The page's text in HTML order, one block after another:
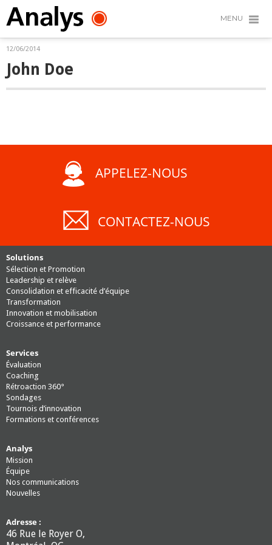
MENU
12/06/2014
John Doe
APPELEZ-NOUS
CONTACTEZ-NOUS
Solutions
Sélection et Promotion
Leadership et relève
Consolidation et efficacité d’équipe
Transformation
Innovation et mobilisation
Croissance et performance
Services
Évaluation
Coaching
Rétroaction 360°
Sondages
Tournois d’innovation
Formations et conférences
Analys
Mission
Équipe
Nos communications
Nouvelles
Adresse :
46 Rue le Royer O,